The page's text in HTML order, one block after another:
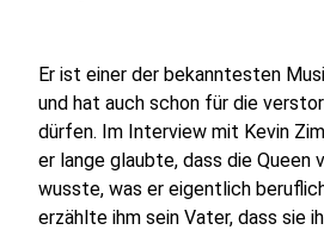
Er ist einer der bekanntesten
und hat auch schon für die
dürfen. Im Interview mit Kevin
er lange glaubte, dass die Queen
wusste, was er eigentlich
erzählte ihm sein Vater, dass sie